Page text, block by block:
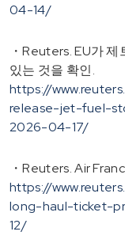
04-14/
・Reuters. EU가
있는 것을 확인.
https://
release-jet-fuel-
2026-04-17/
・Reuters. Air
https://
long-haul-ticket-
12/